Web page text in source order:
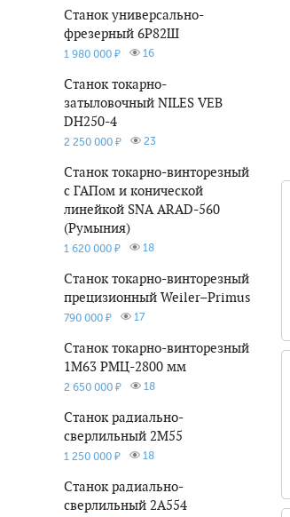
Станок универсально-
фрезерный 6Р82Ш
1 980 000 ₽ 16
Станок токарно-
затыловочный NILES VEB
DH250-4
2 250 000 ₽ 23
Станок токарно-винторезный
с ГАПом и конической
линейкой SNA ARAD-560
(Румыния)
1 620 000 ₽ 18
Станок токарно-винторезный
прецизионный Weiler–Primus
790 000 ₽ 17
Станок токарно-винторезный
1М63 РМЦ-2800 мм
2 650 000 ₽ 18
Станок радиально-
сверлильный 2М55
1 250 000 ₽ 18
Станок радиально-
сверлильный 2А554